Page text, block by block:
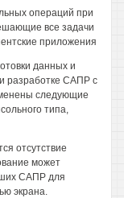
операций при
все задачи
приложения
данных и
разработке САПР с
следующие
типа,
отсутствие
может
САПР для
экрана.